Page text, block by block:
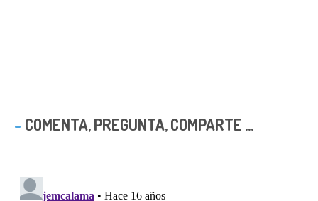
COMENTA, PREGUNTA, COMPARTE ...